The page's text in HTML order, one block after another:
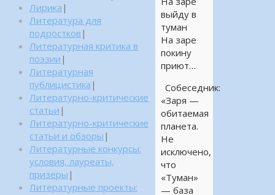
выйду в
туман
На заре
покину
приют…
Собеседник:
«Заря —
обитаемая
планета.
Не
исключено,
что
«Туман»
— база
Лирика |
Литература для
подростков |
Литературная критика в
поэзии |
Литературная
публицистика |
Литературно-критические
статьи |
Литературно-критические
статьи и обзоры |
Литературные конкурсы:
условия, лауреаты,
призеры |
Литературные проекты: